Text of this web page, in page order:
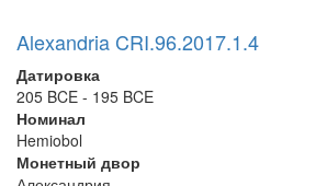
Alexandria CRI.96.2017.1.4
Датировка
205 BCE - 195 BCE
Номинал
Hemiobol
Монетный двор